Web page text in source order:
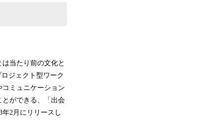
当たり前の文化と
ジェクト型ワーク
ミュニケーション
ができる、「出会
2月にリリースし